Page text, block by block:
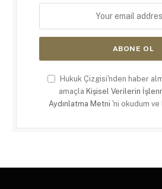
Hukuk Çizgisi'nden haber
amaçla Kişisel Verilerin
Aydınlatma Metni 'ni okudum